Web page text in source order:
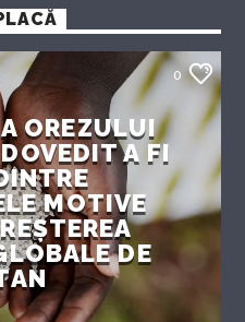
0
OREZULUI
A FI
MOTIVE
DE